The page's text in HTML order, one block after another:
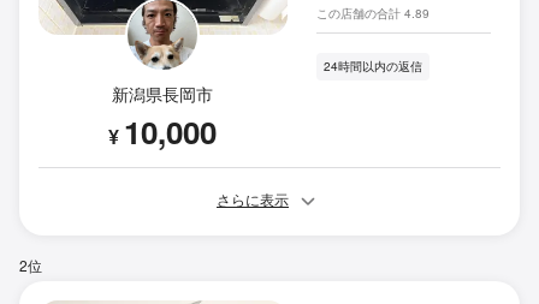
新潟県長岡市
¥ 10,000
この店舗の合計 4.89
24時間以内の返信
さらに表示
2位